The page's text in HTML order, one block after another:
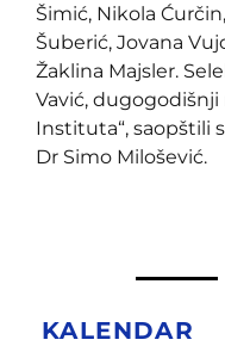
Šimić, Nikola
Šuberić, Jovana
Žaklina Majsler.
Vavić,
Instituta“, saopštili
Dr Simo Milošević.
KALENDAR